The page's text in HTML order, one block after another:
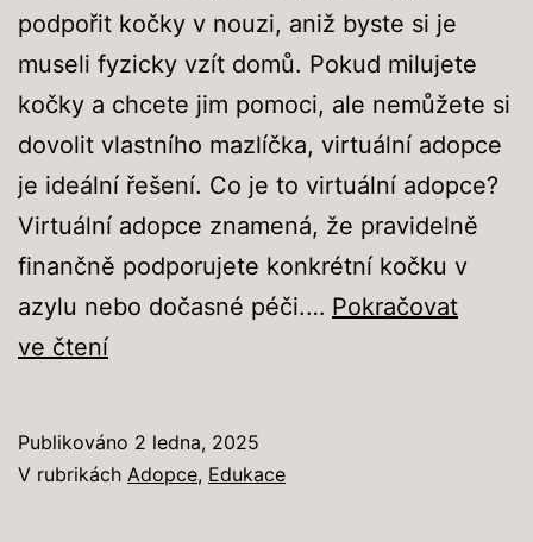
podpořit kočky v nouzi, aniž byste si je
museli fyzicky vzít domů. Pokud milujete
kočky a chcete jim pomoci, ale nemůžete si
dovolit vlastního mazlíčka, virtuální adopce
je ideální řešení. Co je to virtuální adopce?
Virtuální adopce znamená, že pravidelně
finančně podporujete konkrétní kočku v
azylu nebo dočasné péči.… Pokračovat
ve čteníVirtuální
Jak
Publikováno 2 ledna, 2025
V rubrikách Adopce, Edukace